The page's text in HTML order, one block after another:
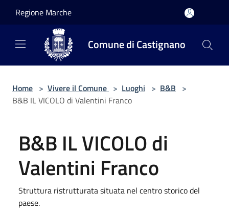
Regione Marche
Comune di Castignano
Home > Vivere il Comune > Luoghi > B&B >
B&B IL VICOLO di Valentini Franco
B&B IL VICOLO di
Valentini Franco
Struttura ristrutturata situata nel centro storico del
paese.